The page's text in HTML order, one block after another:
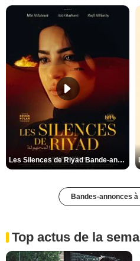
Les Silences de Riyad Bande-annonce VO STFR
Bandes-annonces
Top actus de la